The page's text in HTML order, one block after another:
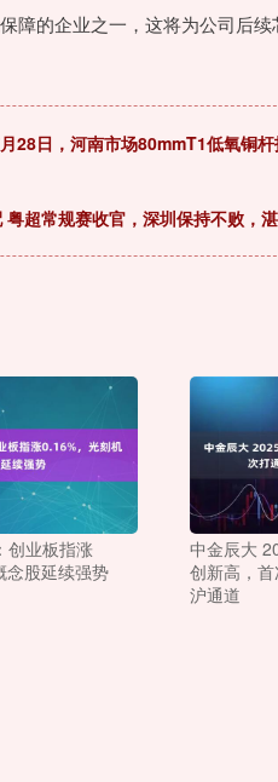
障的企业之一，这将为公司后续
28日，河南市场80mmT1低氧铜
粤超常规赛收官，深圳保持不败，
创业板指涨
念股延续强势
中金辰大
创新高，
沪通道